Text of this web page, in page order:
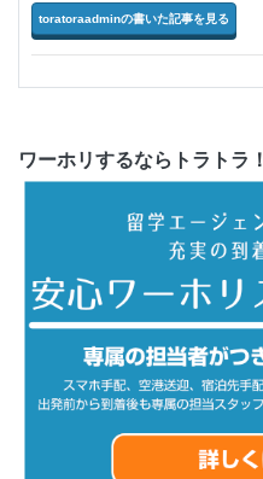
toratoraadminの書いた記事を見る
ワーホリするならトラトラ！